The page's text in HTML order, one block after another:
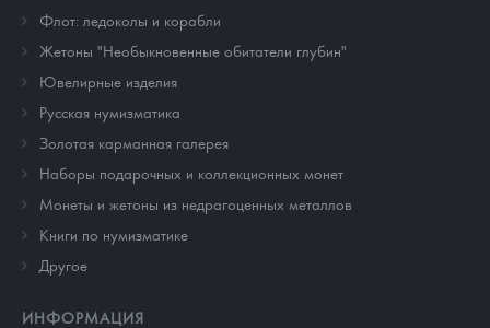
Флот: ледоколы и корабли
Жетоны "Необыкновенные обитатели глубин"
Ювелирные изделия
Русская нумизматика
Золотая карманная галерея
Наборы подарочных и коллекционных монет
Монеты и жетоны из недрагоценных металлов
Книги по нумизматике
Другое
ИНФОРМАЦИЯ